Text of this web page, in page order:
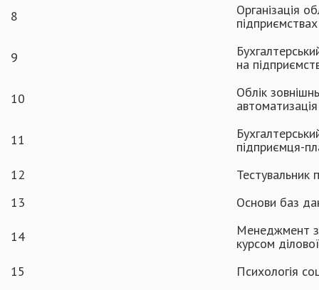
8
Організація
9
на
10
Облік
11
підприємця-
12
Тестувальник
13
Основи баз
14
Менеджмент
курсом
15
Психологія